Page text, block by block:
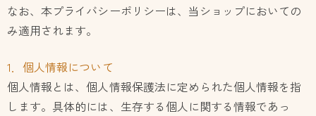
なお、本プライバシーポリシーは、当ショップにおいての
み適用されます。
1．個人情報について
個人情報とは、個人情報保護法に定められた個人情報を指
します。具体的には、生存する個人に関する情報であっ